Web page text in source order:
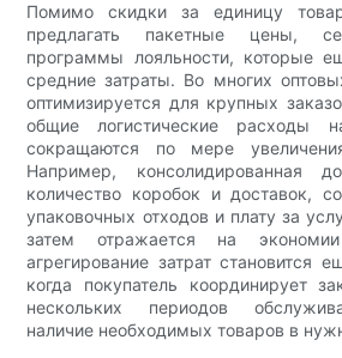
Помимо скидки за единицу
предлагать пакетные цены,
программы лояльности, которые
средние затраты. Во многих
оптимизируется для крупных
общие логистические расходы
сокращаются по мере
Например, консолидированная
количество коробок и доставок,
упаковочных отходов и плату за
затем отражается на
агрегирование затрат становится
когда покупатель координирует
нескольких периодов
наличие необходимых товаров в